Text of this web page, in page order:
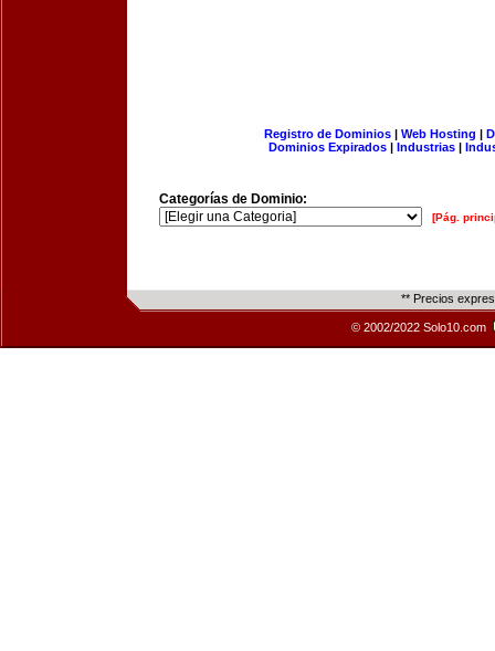
Registro de Dominios| Web Hosting |
Dominios Expirados | Industrias |
Categorías de Dominio:
[Pág.
** Precios
© 2002/2022 Solo10.com